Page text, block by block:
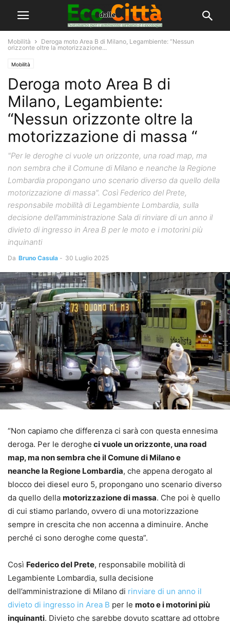
Mobilità
Deroga moto Area B di Milano, Legambiente: “Nessun
orizzonte oltre la motorizzazione...
Mobilità
Deroga moto Area B di
Milano, Legambiente:
“Nessun orizzonte oltre la
motorizzazione di massa “
"Per le deroghe ci vuole un orizzonte, una road map, ma
non sembra che il Comune di Milano e neanche la Regione
Lombardia propongano uno scenario diverso da quello della
motorizzazione di massa". Così Federico del Prete,
responsabile mobilità di Legambiente Lombardia, sulla
decisione dell’amministrazione Sala di rinviare di un anno il
divieto di ingresso in Area B per le moto e i motorini più
inquinanti
Da Bruno Casula - 30 Luglio 2025
“Non capiamo che differenza ci sarà con questa ennesima
deroga. Per le deroghe ci vuole un orizzonte, una road
map, ma non sembra che il Comune di Milano e
neanche la Regione Lombardia, che appena derogato al
blocco dei diesel euro 5, propongano uno scenario diverso
da quello della motorizzazione di massa. Che poi è quello
di cui stiamo parlando, ovvero di una motorizzazione
sempre in crescita che non accenna a diminuire. Anche
perché ci sono deroghe come questa”.
Così Federico del Prete, responsabile mobilità di
Legambiente Lombardia, sulla decisione
dell’amministrazione di Milano di rinviare di un anno il
divieto di ingresso in Area B per le moto e i motorini più
inquinanti. Divieto che sarebbe dovuto scattare ad ottobre